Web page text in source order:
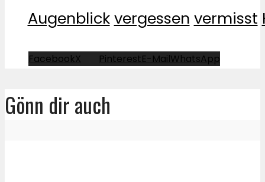
Augenblick vergessen vermisst
FacebookX PinterestE-MailWhatsApp
Gönn dir auch